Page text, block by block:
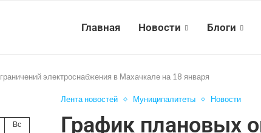
Главная Новости Блоги
электроснабжения в Махачкале на 18 января
Лента новостей Муниципалитеты Новости
График плановых
Вс